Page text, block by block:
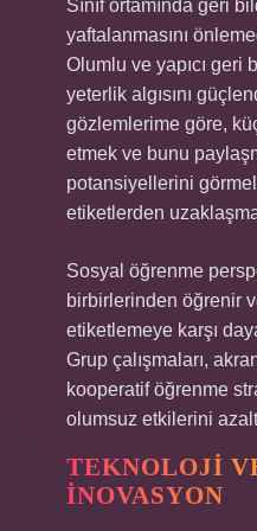
Sınıf ortamında geri
yaftalanmasını
Olumlu ve yapıcı geri
yeterlik algısını
gözlemlerime göre,
etmek ve bunu
potansiyellerini
etiketlerden
Sosyal öğrenme
birbirlerinden öğrenir
etiketlemeye karşı
Grup çalışmaları,
kooperatif öğrenme
olumsuz etkilerini
TEKNOLOJI
İNOVASYON